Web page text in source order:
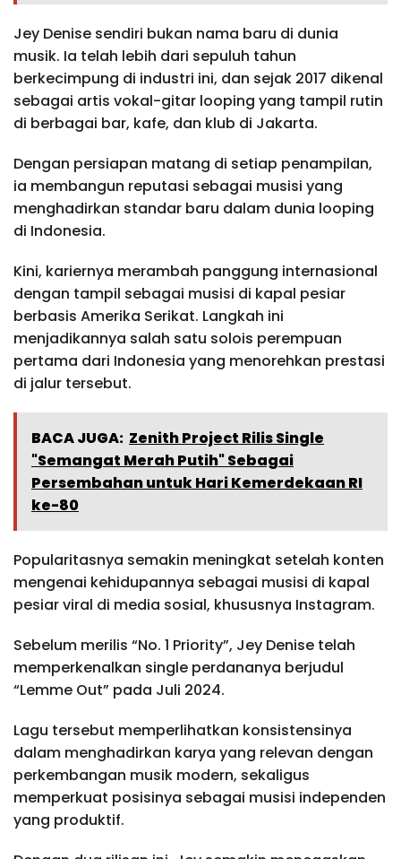
Jey Denise sendiri bukan nama baru di dunia
musik. Ia telah lebih dari sepuluh tahun
berkecimpung di industri ini, dan sejak 2017 dikenal
sebagai artis vokal-gitar looping yang tampil rutin
di berbagai bar, kafe, dan klub di Jakarta.
Dengan persiapan matang di setiap penampilan,
ia membangun reputasi sebagai musisi yang
menghadirkan standar baru dalam dunia looping
di Indonesia.
Kini, kariernya merambah panggung internasional
dengan tampil sebagai musisi di kapal pesiar
berbasis Amerika Serikat. Langkah ini
menjadikannya salah satu solois perempuan
pertama dari Indonesia yang menorehkan prestasi
di jalur tersebut.
BACA JUGA: Zenith Project Rilis Single
"Semangat Merah Putih" Sebagai
Persembahan untuk Hari Kemerdekaan RI
ke-80
Popularitasnya semakin meningkat setelah konten
mengenai kehidupannya sebagai musisi di kapal
pesiar viral di media sosial, khususnya Instagram.
Sebelum merilis “No. 1 Priority”, Jey Denise telah
memperkenalkan single perdananya berjudul
“Lemme Out” pada Juli 2024.
Lagu tersebut memperlihatkan konsistensinya
dalam menghadirkan karya yang relevan dengan
perkembangan musik modern, sekaligus
memperkuat posisinya sebagai musisi independen
yang produktif.